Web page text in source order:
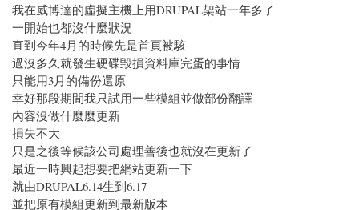
我在威博達的虛擬主機上用DRUPAL架站一年多了
一開始也都沒什麼狀況
直到今年4月的時候先是首頁被駭
過沒多久就發生硬碟毀損資料庫完蛋的事情
只能用3月的備份還原
幸好那段期間我只試用一些模組並做部份翻譯
內容沒做什麼麼更新
損失不大
只是之後等候該公司處理善後也就沒在更新了
最近一時興起想要把網站更新一下
就由DRUPAL6.14生到6.17
並把原有模組更新到最新版本